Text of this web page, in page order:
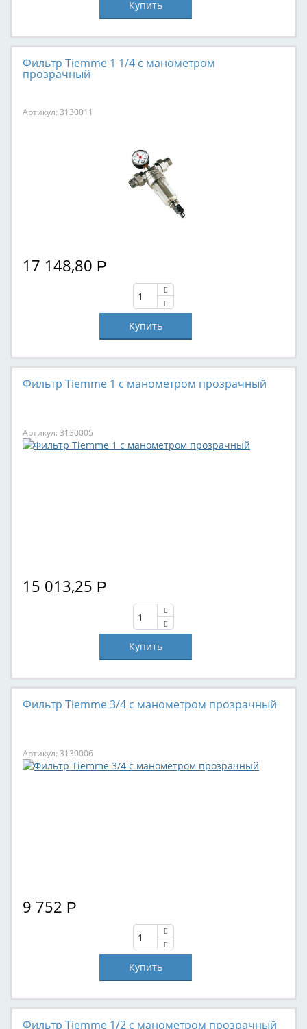
Фильтр Tiemme 1 1/4 с манометром
прозрачный
Артикул: 3130011
17 148,80 Р
Фильтр Tiemme 1 с манометром прозрачный
Артикул: 3130005
15 013,25 Р
Фильтр Tiemme 3/4 с манометром прозрачный
Артикул: 3130006
9 752 Р
Фильтр Tiemme 1/2 с манометром прозрачный